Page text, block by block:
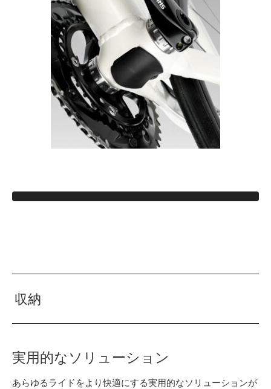
収納
実用的なソリューション
あらゆるライドをより快適にする実用的なソリューションが